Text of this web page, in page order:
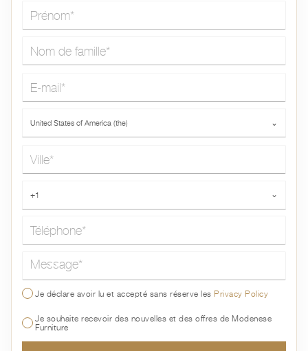
United States of America (the) ⌄
+1 ⌄
Message*
Je déclare avoir lu et accepté sans réserve lesPrivacy Policy
Je souhaite recevoir des nouvelles et des offres de Modenese
Furniture